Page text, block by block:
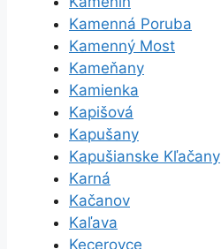
Kamenná Poruba
Kamenný Most
Kameňany
Kamienka
Kapišová
Kapušany
Kapušianske Kľačany
Karná
Kačanov
Kaľava
Kecerovce